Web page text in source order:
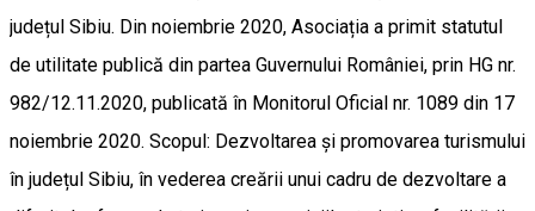
județul Sibiu. Din noiembrie 2020, Asociația a primit statutul
de utilitate publică din partea Guvernului României, prin HG nr.
982/12.11.2020, publicată în Monitorul Oficial nr. 1089 din 17
noiembrie 2020. Scopul: Dezvoltarea și promovarea turismului
în județul Sibiu, în vederea creării unui cadru de dezvoltare a